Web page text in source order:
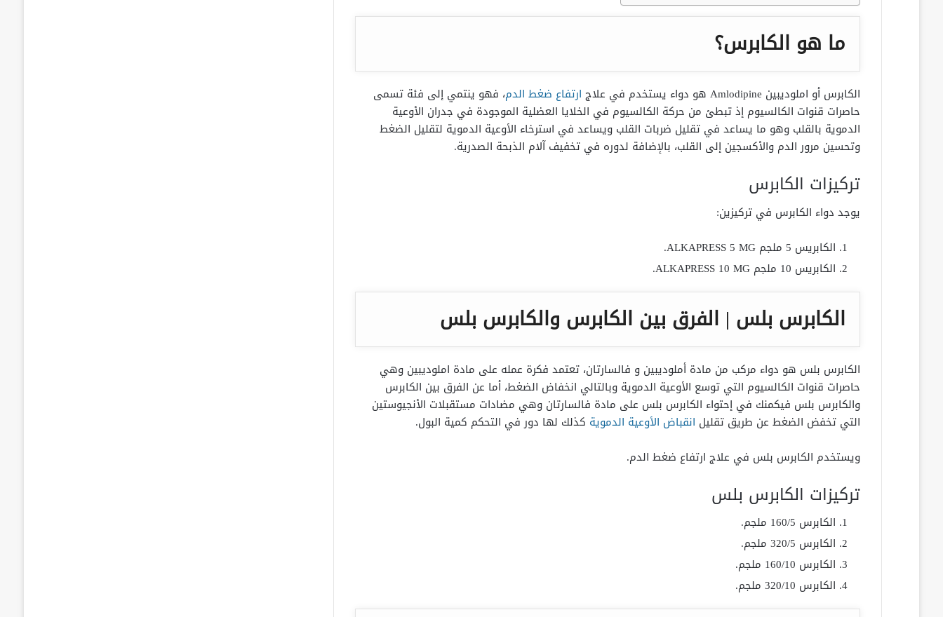
ما هو الكابرس؟
الكابرس أو املوديبين Amlodipine هو دواء يستخدم في علاج ارتفاع ضغط الدم، فهو ينتمي إلى فئة تسمى
حاصرات قنوات الكالسيوم إذ تبطئ من حركة الكالسيوم في الخلايا العضلية الموجودة في جدران الأوعية
الدموية بالقلب وهو ما يساعد في تقليل ضربات القلب ويساعد في استرخاء الأوعية الدموية لتقليل الضغط
وتحسين مرور الدم والأكسجين إلى القلب، بالإضافة لدوره في تخفيف آلام الذبحة الصدرية.
تركيزات الكابرس
يوجد دواء الكابرس في تركيزين:
الكابريس 5 ملجم ALKAPRESS 5 MG.
الكابريس 10 ملجم ALKAPRESS 10 MG.
الكابرس بلس | الفرق بين الكابرس والكابرس بلس
الكابرس بلس هو دواء مركب من مادة أملوديبين و فالسارتان، تعتمد فكرة عمله على مادة املوديبين وهي
حاصرات قنوات الكالسيوم التي توسع الأوعية الدموية وبالتالي انخفاض الضغط، أما عن الفرق بين الكابرس
والكابرس بلس فيكمنك في إحتواء الكابرس بلس على مادة فالسارتان وهي مضادات مستقبلات الأنجيوستين
التي تخفض الضغط عن طريق تقليل انقباض الأوعية الدموية كذلك لها دور في التحكم كمية البول.
ويستخدم الكابرس بلس في علاج ارتفاع ضغط الدم.
تركيزات الكابرس بلس
الكابرس 160/5 ملجم.
الكابرس 320/5 ملجم.
الكابرس 160/10 ملجم.
الكابرس 320/10 ملجم.